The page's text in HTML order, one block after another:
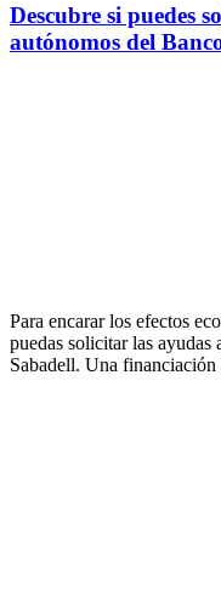
Descubre si puedes
autónomos del
Para encarar los efectos
puedas solicitar las ayudas
Sabadell. Una financiación